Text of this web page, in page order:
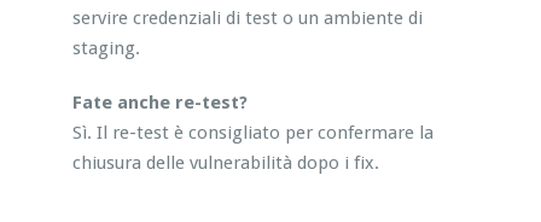
servire credenziali di test o un ambiente di
staging.
Fate anche re-test?
Sì. Il re-test è consigliato per confermare la
chiusura delle vulnerabilità dopo i fix.